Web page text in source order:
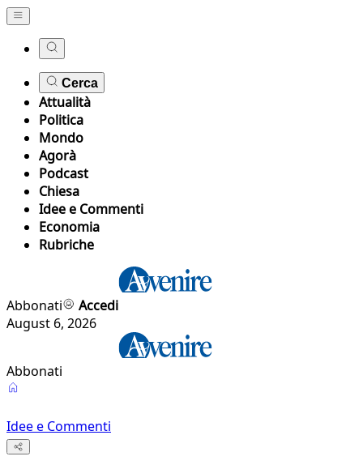
Cerca
Attualità
Politica
Mondo
Agorà
Podcast
Chiesa
Idee e Commenti
Economia
Rubriche
Abbonati
Accedi
August 6, 2026
Abbonati
Idee e Commenti